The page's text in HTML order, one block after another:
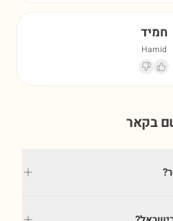
חמיד
Hamid
בקאר